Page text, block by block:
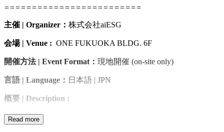
=========================
主催 | Organizer： 株式会社aiESG
会場| Venue : ONE FUKUOKA BLDG. 6F
開催方法 | Event Format： 現地開催 (on-site only)
言語 | Language： 日本語 | JPN
概要 | Description :
九大発・AIを活用したESGおよびソーシャルインパクトの分
析評価サービスを提供するaiESGが、ESG体験型カードゲー
Read more